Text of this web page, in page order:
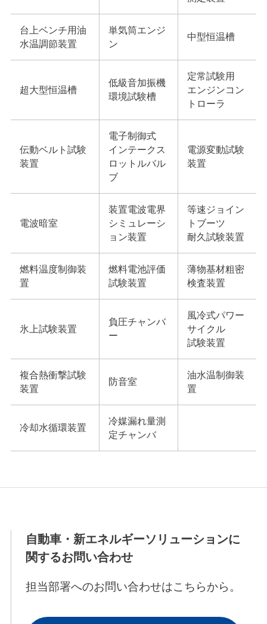
台上ベンチ用油
水温調節装置
単気筒エンジ
ン
中型恒温槽
超大型恒温槽
低級音加振機
環境試験槽
定常試験用
エンジンコン
トローラ
伝動ベルト試験
装置
電子制御式
インテークス
ロットルバル
ブ
電源変動試験
装置
電波暗室
装置電波電界
シミュレーシ
ョン装置
等速ジョイン
トブーツ
耐久試験装置
燃料温度制御装
置
燃料電池評価
試験装置
薄物基材粗密
検査装置
氷上試験装置
負圧チャンバ
ー
風冷式パワー
サイクル
試験装置
複合熱衝撃試験
装置
防音室
油水温制御装
置
冷却水循環装置
冷媒漏れ量測
定チャンバ
自動車・新エネルギーソリューションに
関するお問い合わせ
担当部署へのお問い合わせはこちらから。